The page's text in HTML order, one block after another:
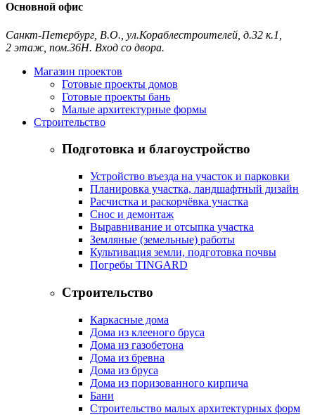
Основной офис
Санкт-Петербург В.О., ул.Кораблестроителей, д.32 к.1,
2 этаж, пом.36Н. Вход со двора.
Магазин проектов
Готовые проекты домов
Готовые проекты бань
Малые архитектурные формы
Строительство
Подготовка и благоустройство
Устройство въезда на участок и парковки
Планировка участка, ландшафтный дизайн
Расчистка и раскорчёвка участка
Снос и демонтаж
Выравнивание и отсыпка участка
Земляные (земельные) работы
Культивация земли, подготовка почвы
Погребы TINGARD
Строительство
Каркасные дома
Дома из клееного бруса
Дома из газобетона
Дома из бревна
Дома из бруса
Дома из поризованного кирпича
Бани
Строительство малых архитектурных форм